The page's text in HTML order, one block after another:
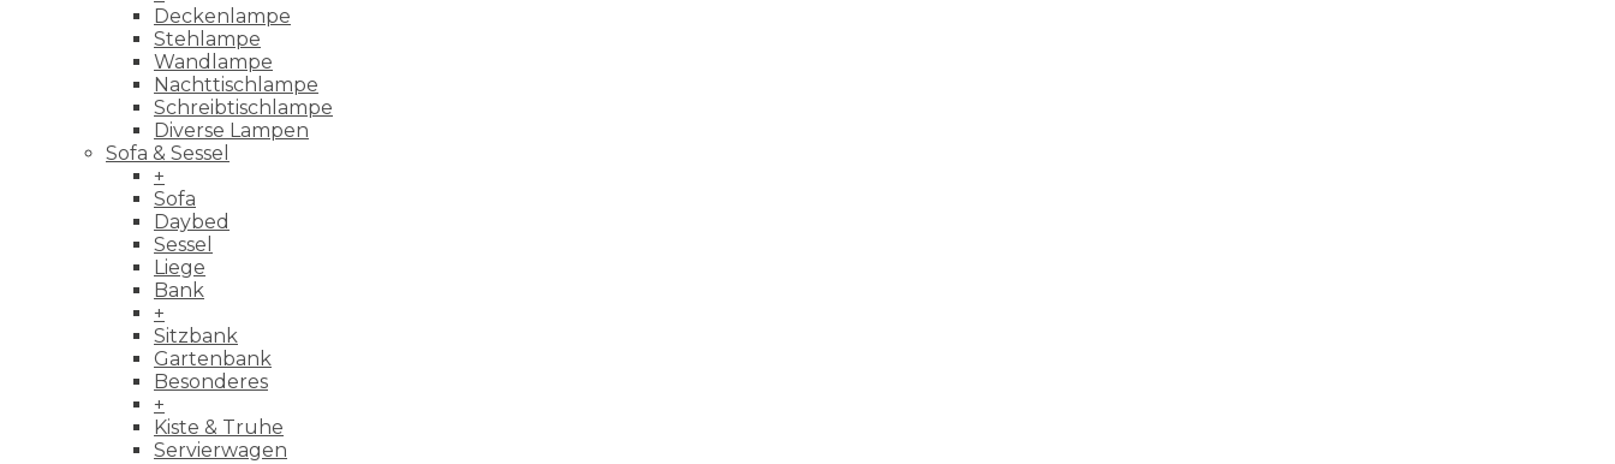
Deckenlampe
Stehlampe
Wandlampe
Nachttischlampe
Schreibtischlampe
Diverse Lampen
Sofa & Sessel
+
Sofa
Daybed
Sessel
Liege
Bank
+
Sitzbank
Gartenbank
Besonderes
+
Kiste & Truhe
Servierwagen